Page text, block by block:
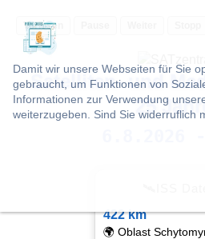
Vorlesen
Damit wir unsere Webseiten für Sie
gebraucht, um Funktionen von
Informationen zur Verwendung
weiterzugeben. Sind Sie widerruflich
Satelliten- und
25
422 km
🌍 Oblast